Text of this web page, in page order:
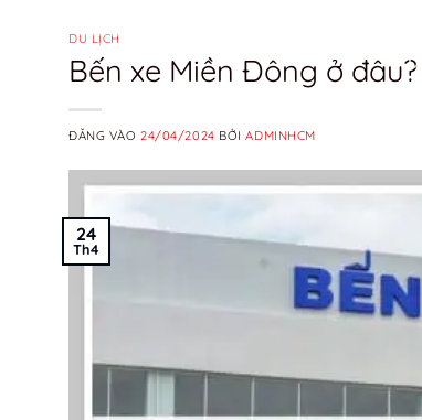
DU LỊCH
Bến xe Miền Đông ở
ĐĂNG VÀO24/04/2024 BỞIADMINHCM
24
Th4